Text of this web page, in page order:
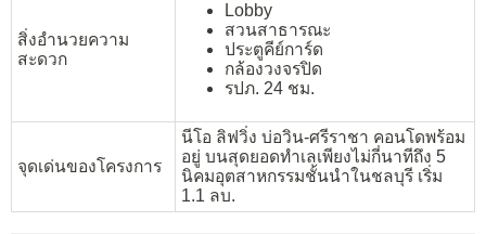
สิ่งอำนวยความ
สะดวก
Lobby
สวนสาธารณะ
ประตูคีย์การ์ด
กล้องวงจรปิด
รปภ. 24 ชม.
จุดเด่นของโครงการ
นีโอ ลิฟวิ่ง บ่อวิน-ศรีราชา คอนโดพร้อม
อยู่ บนสุดยอดทำเลเพียงไม่กี่นาทีถึง 5
นิคมอุตสาหกรรมชั้นนำในชลบุรี เริ่ม
1.1 ลบ.